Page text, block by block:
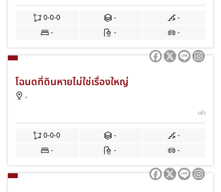
0-0-0 -
-
-
- -
โฉนดที่ดินหายไม่ใช่เรื่องใหญ่
,
เช่า
0-0-0 -
-
-
- -